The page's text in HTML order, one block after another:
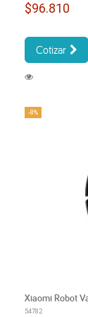
$96.810
Cotizar
-8%
Xiaomi Robot
54782